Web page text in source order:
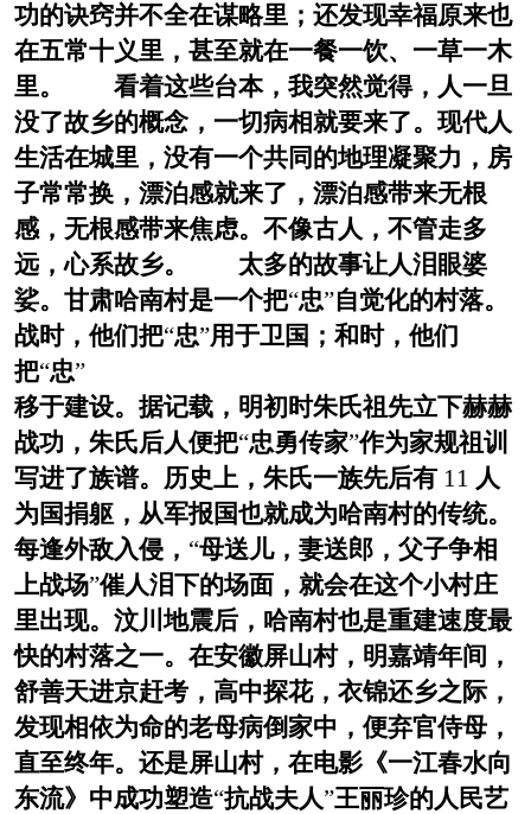
功的诀窍并不全在谋略里；还发现幸福原来也
在五常十义里，甚至就在一餐一饮、一草一木
里。 看着这些台本，我突然觉得，人一旦
没了故乡的概念，一切病相就要来了。现代人
生活在城里，没有一个共同的地理凝聚力，房
子常常换，漂泊感就来了，漂泊感带来无根
感，无根感带来焦虑。不像古人，不管走多
远，心系故乡。 太多的故事让人泪眼婆
娑。甘肃哈南村是一个把“忠”自觉化的村落。
战时，他们把“忠”用于卫国；和时，他们
把“忠”
移于建设。据记载，明初时朱氏祖先立下赫赫
战功，朱氏后人便把“忠勇传家”作为家规祖训
写进了族谱。历史上，朱氏一族先后有 11 人
为国捐躯，从军报国也就成为哈南村的传统。
每逢外敌入侵， “母送儿，妻送郎，父子争相
上战场”催人泪下的场面，就会在这个小村庄
里出现。汶川地震后，哈南村也是重建速度最
快的村落之一。在安徽屏山村，明嘉靖年间，
舒善天进京赶考，高中探花，衣锦还乡之际，
发现相依为命的老母病倒家中，便弃官侍母，
直至终年。还是屏山村，在电影《一江春水向
东流》中成功塑造“抗战夫人”王丽珍的人民艺